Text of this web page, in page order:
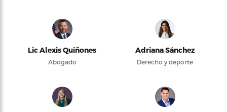
Lic Alexis Quiñones
Abogado
Adriana Sánchez
Derecho y deporte